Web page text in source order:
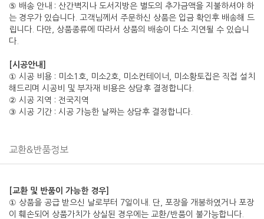
⑤ 배송 안내 : 산간벽지나 도서지방은 별도의 추가금액을 지불하셔야 하
는 경우가 있습니다. 고객님께서 주문하신 상품은 입금 확인후 배송해 드
립니다. 다만, 상품종류에 따라서 상품의 배송이 다소 지연될 수 있습니
다.
[시공안내]
① 시공 비용 : 미소1호, 미소2호, 미소컨테이너, 미소황토집은 직접 설치
해드리며 시공비 및 부자재 비용은 상담후 결정합니다.
② 시공 지역 : 전국지역
③ 시공 기간 : 시공 가능한 날짜는 상담후 결정합니다.
교환&반품정보
[교환 및 반품이 가능한 경우]
① 상품을 공급 받으신 날로부터 7일이내. 단, 포장을 개봉하였거나 포장
이 훼손되어 상품가치가 상실된 경우에는 교환/반품이 불가능합니다.